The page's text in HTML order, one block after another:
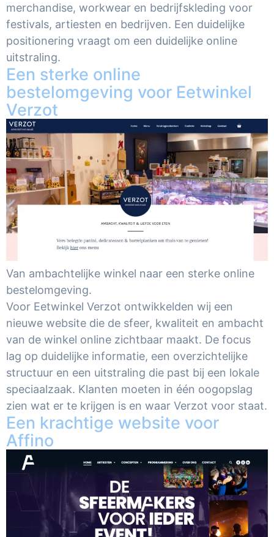
merchandise, workwear en bedrijfskleding voor
festivals, artiesten en bedrijven. Een duidelijke
positionering vraagt om een duidelijke online
uitstraling.
Een sterke online
bestelomgeving voor Eetwinkel
Verzot
Van ambachtelijke winkel naar een sterke online
bestelomgeving.
Voor Eetwinkel Verzot ontwikkelden wij een
nieuwe website die de sfeer, kwaliteit en ambacht
van de winkel online zichtbaar maakt. De focus
lag op duidelijke informatie, een overzichtelijke
structuur en een uitstraling die past bij een lokale
speciaalzaak. Klanten moeten in één oogopslag
zien wat er te krijgen is en waar Verzot voor staat.
Een krachtige website voor
Affino